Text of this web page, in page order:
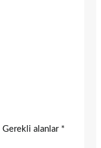
Gerekli alanlar *